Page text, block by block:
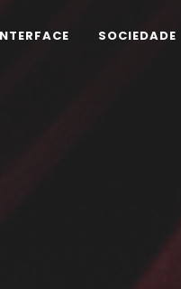
SOCIEDADE